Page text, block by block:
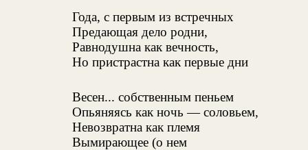
Года, с первым из встречных
Предающая дело родни,
Равнодушна как вечность,
Но пристрастна как первые дни
Весен... собственным пеньем
Опьяняясь как ночь — соловьем,
Невозвратна как племя
Вымирающее (о нем